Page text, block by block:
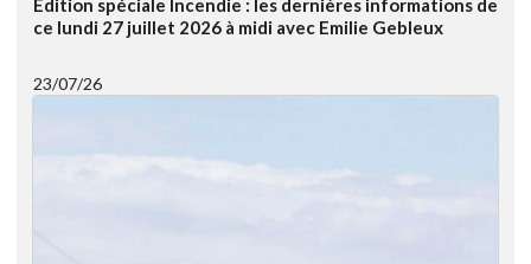
Edition spéciale Incendie : les dernières informations de
ce lundi 27 juillet 2026 à midi avec Emilie Gebleux
23/07/26